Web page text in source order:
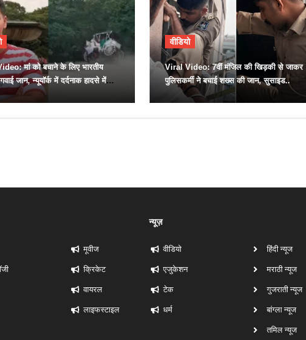
मां को बचाने के लिए भारतीय
जान, न्यूयॉर्क में दर्दनाक हादसे में
वीडियो
Viral Video: 7वीं मंजिल की खिड़की से जाकर
पुलिसकर्मी ने बचाई शख्स की जान, सुसाइड..
न्यूज़
मूवीज
क्रिकेट
वायरल
लाइफस्टाइल
वीडियो
एजुकेशन
टेक
धर्म
हिंदी न्यूज
मराठी न्यूज
गुजराती न्यूज
बांग्ला न्यूज
तमिल न्यूज